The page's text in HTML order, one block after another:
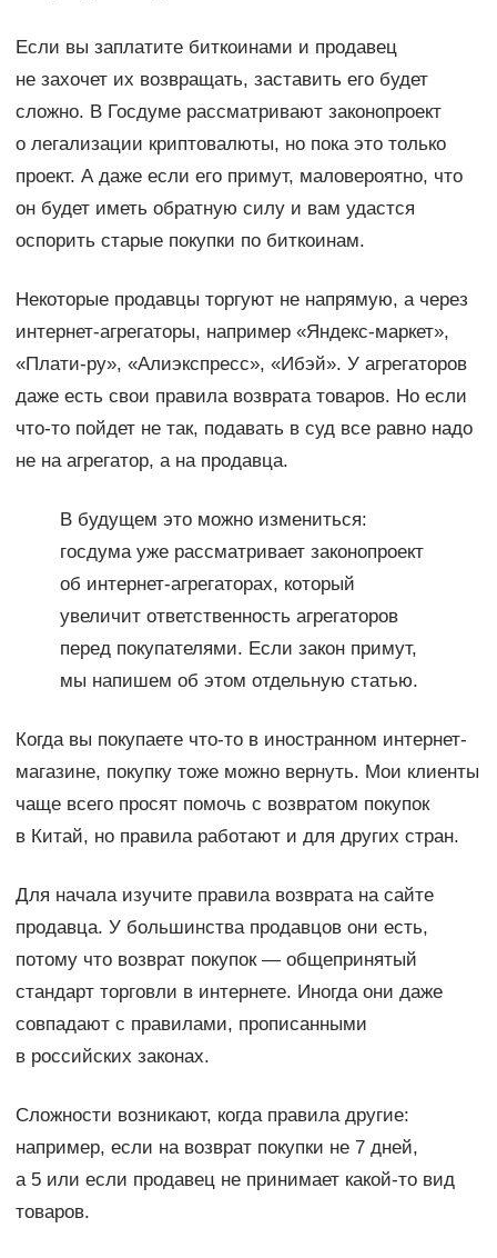
Если вы заплатите биткоинами и продавец
не захочет их возвращать, заставить его будет
сложно. В Госдуме рассматривают законопроект
о легализации криптовалюты, но пока это только
проект. А даже если его примут, маловероятно, что
он будет иметь обратную силу и вам удастся
оспорить старые покупки по биткоинам.
Некоторые продавцы торгуют не напрямую, а через
интернет-агрегаторы, например «Яндекс-маркет»,
«Плати-ру», «Алиэкспресс», «Ибэй». У агрегаторов
даже есть свои правила возврата товаров. Но если
что-то пойдет не так, подавать в суд все равно надо
не на агрегатор, а на продавца.
В будущем это можно измениться:
госдума уже рассматривает законопроект
об интернет-агрегаторах, который
увеличит ответственность агрегаторов
перед покупателями. Если закон примут,
мы напишем об этом отдельную статью.
Когда вы покупаете что-то в иностранном интернет-
магазине, покупку тоже можно вернуть. Мои клиенты
чаще всего просят помочь с возвратом покупок
в Китай, но правила работают и для других стран.
Для начала изучите правила возврата на сайте
продавца. У большинства продавцов они есть,
потому что возврат покупок — общепринятый
стандарт торговли в интернете. Иногда они даже
совпадают с правилами, прописанными
в российских законах.
Сложности возникают, когда правила другие:
например, если на возврат покупки не 7 дней,
а 5 или если продавец не принимает какой-то вид
товаров.